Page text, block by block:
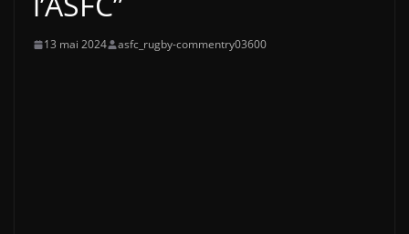
13 mai 2024 asfc_rugby-commentry03600